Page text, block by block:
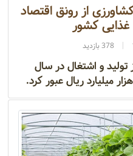
کشاورزی از رونق اقتصاد
غذایی کشور
378 بازدید
و اشتغال در سال